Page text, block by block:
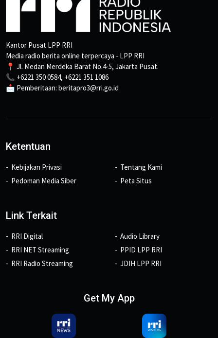
Kantor Pusat LPP RRI
Media radio berita online terpercaya - LPP RRI
📍 Jl. Medan Merdeka Barat No.4-5, Jakarta Pusat.
📞 +6221 350 0584, +6221 351 1086
📩 Pemberitaan: beritapro3@rri.go.id
Ketentuan
Kebijakan Privasi
Pedoman Media Siber
Tentang Kami
Peta Situs
Link Terkait
RRI Digital
RRI NET Streaming
RRI Radio Streaming
Audio Library
PPID LPP RRI
JDIH LPP RRI
Get My App